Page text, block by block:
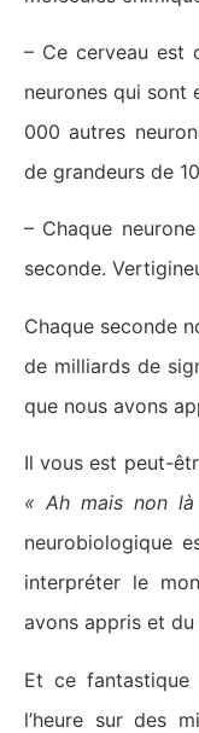
– Ce cerveau est
neurones qui sont
000 autres
de grandeurs de 10
– Chaque
seconde.
Chaque seconde
de milliards de
que nous avons
Il vous est peut-
« Ah mais non
neurobiologique
interpréter le
avons appris et
Et ce
l’heure sur des